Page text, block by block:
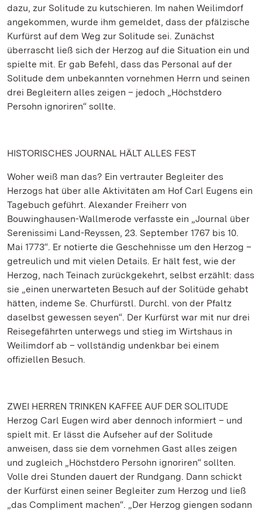
dazu, zur Solitude zu kutschieren. Im nahen Weilimdorf
angekommen, wurde ihm gemeldet, dass der pfälzische
Kurfürst auf dem Weg zur Solitude sei. Zunächst
überrascht ließ sich der Herzog auf die Situation ein und
spielte mit. Er gab Befehl, dass das Personal auf der
Solitude dem unbekannten vornehmen Herrn und seinen
drei Begleitern alles zeigen – jedoch „Höchstdero
Persohn ignoriren“ sollte.
HISTORISCHES JOURNAL HÄLT ALLES FEST
Woher weiß man das? Ein vertrauter Begleiter des
Herzogs hat über alle Aktivitäten am Hof Carl Eugens ein
Tagebuch geführt. Alexander Freiherr von
Bouwinghausen-Wallmerode verfasste ein „Journal über
Serenissimi Land-Reyssen, 23. September 1767 bis 10.
Mai 1773“. Er notierte die Geschehnisse um den Herzog –
getreulich und mit vielen Details. Er hält fest, wie der
Herzog, nach Teinach zurückgekehrt, selbst erzählt: dass
sie „einen unerwarteten Besuch auf der Solitüde gehabt
hätten, indeme Se. Churfürstl. Durchl. von der Pfaltz
daselbst gewessen seyen“. Der Kurfürst war mit nur drei
Reisegefährten unterwegs und stieg im Wirtshaus in
Weilimdorf ab – vollständig undenkbar bei einem
offiziellen Besuch.
ZWEI HERREN TRINKEN KAFFEE AUF DER SOLITUDE
Herzog Carl Eugen wird aber dennoch informiert – und
spielt mit. Er lässt die Aufseher auf der Solitude
anweisen, dass sie dem vornehmen Gast alles zeigen
und zugleich „Höchstdero Persohn ignoriren“ sollten.
Volle drei Stunden dauert der Rundgang. Dann schickt
der Kurfürst einen seiner Begleiter zum Herzog und ließ
„das Compliment machen“. „Der Herzog giengen sodann